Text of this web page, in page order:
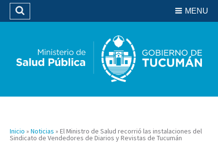
Biblioteca
MENU
Buscar
Inicio » Noticias » El Ministro de Salud recorrió las instalaciones del
Sindicato de Vendedores de Diarios y Revistas de Tucumán